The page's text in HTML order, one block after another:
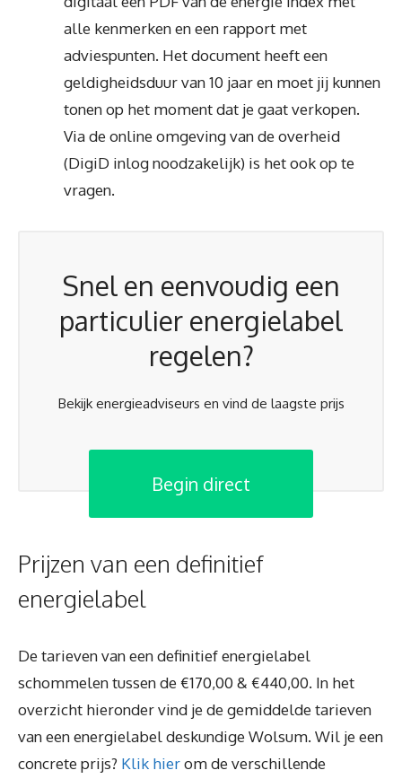
alle kenmerken en een rapport met
adviespunten. Het document heeft een
geldigheidsduur van 10 jaar en moet jij kunnen
tonen op het moment dat je gaat verkopen.
Via de online omgeving van de overheid
(DigiD inlog noodzakelijk) is het ook op te
vragen.
Snel en eenvoudig een
particulier energielabel
regelen?
Bekijk energieadviseurs en vind de laagste prijs
Begin direct
Prijzen van een definitief
energielabel
De tarieven van een definitief energielabel
schommelen tussen de €170,00 & €440,00. In het
overzicht hieronder vind je de gemiddelde tarieven
van een energielabel deskundige Wolsum. Wil je een
concrete prijs? Klik hierom de verschillende